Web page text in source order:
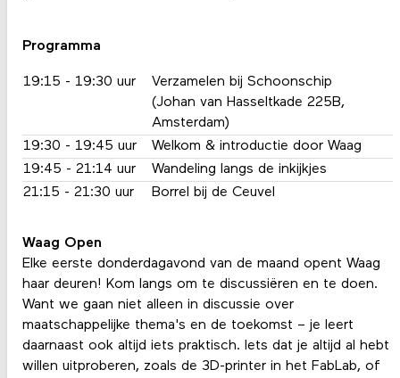
Programma
19:15 - 19:30 uur
Verzamelen bij Schoonschip
(Johan van Hasseltkade 225B,
Amsterdam)
19:30 - 19:45 uur
Welkom & introductie door Waag
19:45 - 21:14 uur
Wandeling langs de inkijkjes
21:15 - 21:30 uur
Borrel bij de Ceuvel
Waag Open
Elke eerste donderdagavond van de maand opent Waag
haar deuren! Kom langs om te discussiëren en te doen.
Want we gaan niet alleen in discussie over
maatschappelijke thema's en de toekomst – je leert
daarnaast ook altijd iets praktisch. Iets dat je altijd al hebt
willen uitproberen, zoals de 3D-printer in het FabLab, of